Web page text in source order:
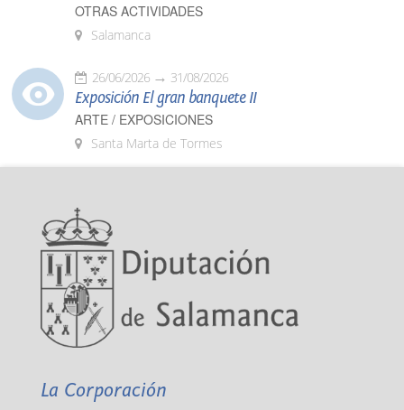
OTRAS ACTIVIDADES
Salamanca
26/06/2026 31/08/2026
Exposición El gran banquete II
ARTE / EXPOSICIONES
Santa Marta de Tormes
La Corporación